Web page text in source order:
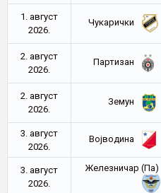
1. август
2026.
Чукарички
2. август
2026.
Партизан
2. август
2026.
Земун
3. август
2026.
Војводина
3. август
2026.
Железничар (Па)